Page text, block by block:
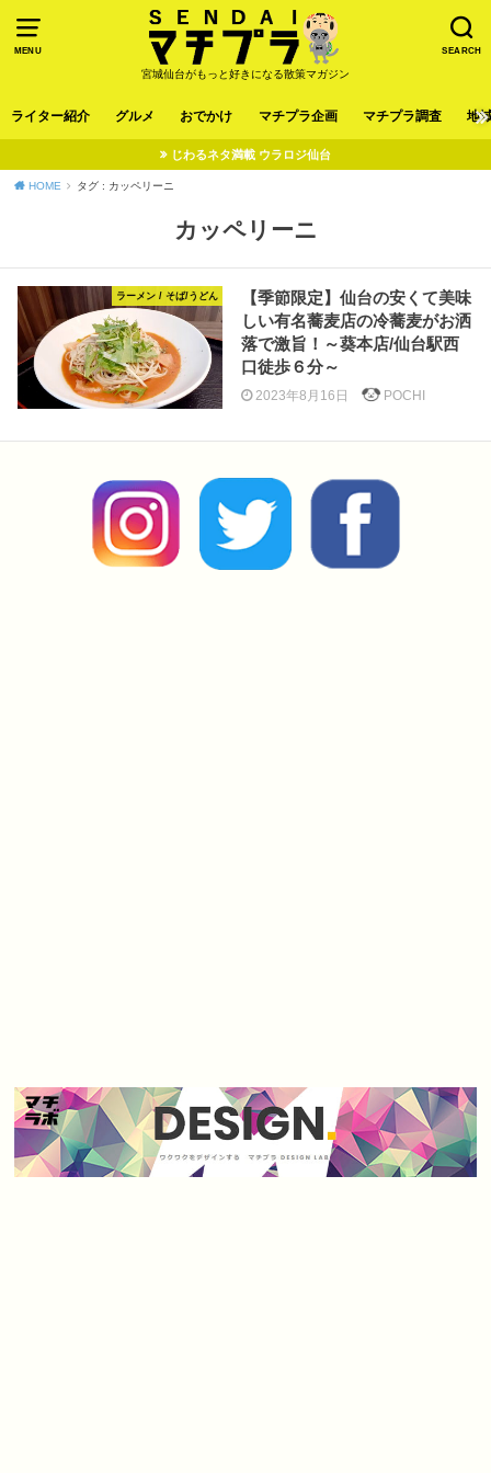
MENU SEARCH
宮城仙台がもっと好きになる散策マガジン
ライター紹介 グルメ おでかけ マチプラ企画 マチプラ調査 地
じわるネタ満載 ウラロジ仙台
HOME タグ : カッペリーニ
カッペリーニ
ラーメン / そば/うどん
【季節限定】仙台の安くて美味
しい有名蕎麦店の冷蕎麦がお洒
落で激旨！～葵本店/仙台駅西
口徒歩６分～
2023年8月16日 POCHI